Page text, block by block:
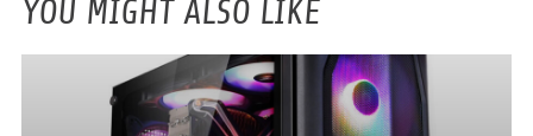
YOU MIGHT ALSO LIKE